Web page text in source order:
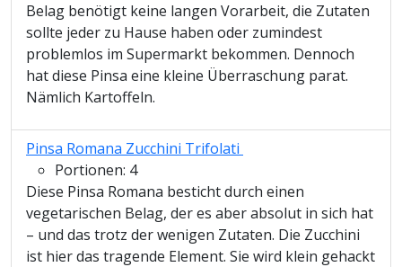
Belag benötigt keine langen Vorarbeit, die Zutaten
sollte jeder zu Hause haben oder zumindest
problemlos im Supermarkt bekommen. Dennoch
hat diese Pinsa eine kleine Überraschung parat.
Nämlich Kartoffeln.
Pinsa Romana Zucchini Trifolati
Portionen: 4
Diese Pinsa Romana besticht durch einen
vegetarischen Belag, der es aber absolut in sich hat
– und das trotz der wenigen Zutaten. Die Zucchini
ist hier das tragende Element. Sie wird klein gehackt